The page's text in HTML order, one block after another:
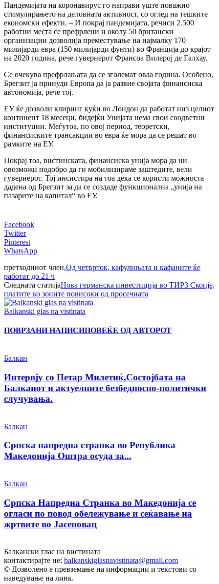
Пандемијата на коронавирус го направи уште поважно
стимулирањето на деловната активност, со оглед на тешките
економски ефекти. – И покрај пандемијата, речиси 2.500
работни места се префрлени и околу 50 британски
организации дозволија преместување на најмалку 170
милијарди евра (150 милијарди фунти) во Франција до крајот
на 2020 година, рече гувернерот Франсоа Вилерој де Галхау.
Се очекува префрлањата да се зголемат оваа година. Особено,
Брегзит ја принуди Европа да ја развие својата финансиска
автономија, рече тој.
ЕУ ќе дозволи клиринг куќи во Лондон да работат низ целиот
континент 18 месеци, бидејќи Унијата нема свои соодветни
институции. Меѓутоа, по овој период, теоретски,
финансиските трансакции во евра ќе мора да се решат во
рамките на ЕУ.
Покрај тоа, вистинската, финансиска унија мора да ни
овозможи подобро да ги мобилизираме заштедите, вели
гувернерот. Тој инсистира на тоа дека се користи можноста
дадена од Брегзит за да се создаде функционална „унија на
пазарите на капитал“ во ЕУ.
Facebook
Twitter
Pinterest
WhatsApp
претходниот член,Од четврток, кафулињата и кафаните ќе
работат до 21 ч
Следната статијаНова германска инвестиција во ТИРЗ Скопје,
платите во зоните повисоки од просечната
Balkanski glas na vistinata
ПОВРЗАНИ НАПИСИПОВЕЌЕ ОД АВТОРОТ
Балкан
Интервју со Петар Милетиќ,Состојбата на
Балканот и актуелните безбедносно-политички
случувања.
Балкан
Српска напредна странка во Република
Македонија Оштра осуда за...
Балкан
Српска Напредна Странка во Македонија се
огласи по повод обележување и сеќавање на
жртвите во Јасеновац
Балкански глас на вистината
контактирајте не: balkanskiglasnavistinata@gmail.com
© Дозволено е превземање на информации и текстови со
наведување на линк.